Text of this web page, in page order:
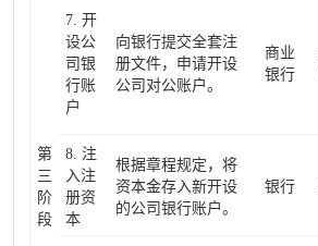
第
三
阶
段
7. 开
设公
司银
行账
户
向银行提交全套注
册文件，申请开设
公司对公账户。
商业
银行
8. 注
入注
册资
本
根据章程规定，将
资本金存入新开设
的公司银行账户。
银行